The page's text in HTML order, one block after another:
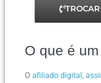
O que é
O afiliado digital,